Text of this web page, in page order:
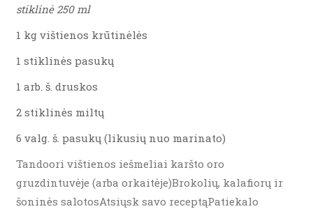
stiklinė 250 ml
1 kg vištienos krūtinėlės
1 stiklinės pasukų
1 arb. š. druskos
2 stiklinės miltų
6 valg. š. pasukų (likusių nuo marinato)
Tandoori vištienos iešmeliai karšto oro
gruzdintuvėje (arba orkaitėje)Brokolių, kalafiorų ir
šoninės salotosAtsiųsk savo receptąPatiekalo